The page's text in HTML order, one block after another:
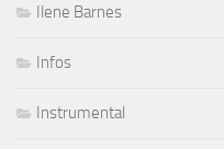
Ilene Barnes
Infos
Instrumental